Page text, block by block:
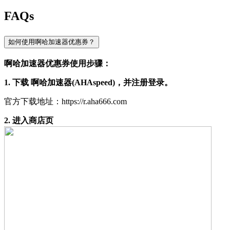
FAQs
如何使用啊哈加速器优惠券？
啊哈加速器优惠券使用步骤：
1. 下载 啊哈加速器(AHAspeed)，并注册登录。
官方下载地址：https://r.aha666.com
2. 进入商店页